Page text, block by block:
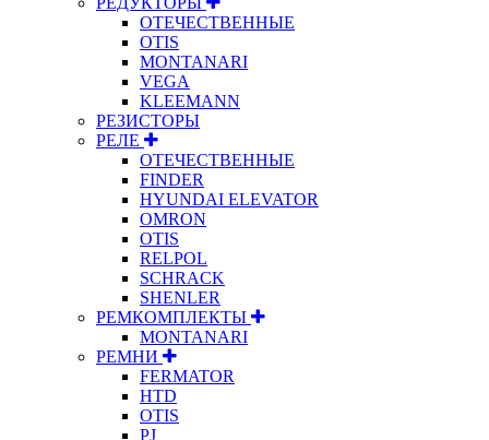
ОТЕЧЕСТВЕННЫЕ
OTIS
MONTANARI
VEGA
KLEEMANN
РЕЗИСТОРЫ
РЕЛЕ
ОТЕЧЕСТВЕННЫЕ
FINDER
HYUNDAI ELEVATOR
OMRON
OTIS
RELPOL
SCHRACK
SHENLER
РЕМКОМПЛЕКТЫ
MONTANARI
РЕМНИ
FERMATOR
HTD
OTIS
PJ